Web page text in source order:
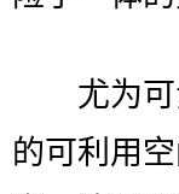
尤为可
的可利用